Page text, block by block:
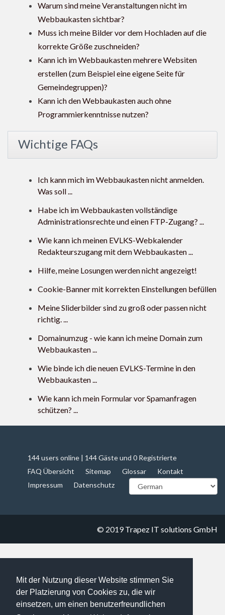
Mit der Nutzung dieser Website stimmen Sie
der Platzierung von Cookies zu, die wir
einsetzen, um einen benutzerfreundlichen
Warum sind meine Veranstaltungen nicht im
Webbaukasten sichtbar?
Muss ich meine Bilder vor dem Hochladen auf die
korrekte Größe zuschneiden?
Kann ich im Webbaukasten mehrere Websiten
erstellen (zum Beispiel eine eigene Seite für
Gemeindegruppen)?
Kann ich den Webbaukasten auch ohne
Programmierkenntnisse nutzen?
Wichtige FAQs
Ich kann mich im Webbaukasten nicht anmelden.
Was soll ...
Habe ich im Webbaukasten vollständige
Administrationsrechte und einen FTP-Zugang? ...
Wie kann ich meinen EVLKS-Webkalender
Redakteurszugang mit dem Webbaukasten ...
Hilfe, meine Losungen werden nicht angezeigt!
Cookie-Banner mit korrekten Einstellungen befüllen
Meine Sliderbilder sind zu groß oder passen nicht
richtig. ...
Domainumzug - wie kann ich meine Domain zum
Webbaukasten ...
Wie binde ich die neuen EVLKS-Termine in den
Webbaukasten ...
Wie kann ich mein Formular vor Spamanfragen
schützen? ...
144 users online | 144 Gäste und 0 Registrierte
FAQ Übersicht
Sitemap Glossar
Kontakt
Impressum
Datenschutz
© 2019Trapez IT solutions GmbH